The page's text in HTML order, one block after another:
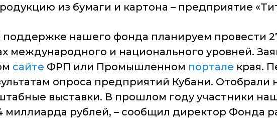
из бумаги и картона – предприятие
нашего фонда планируем провести
международного и национального уровней.
сайте ФРП или Промышленном портале края.
опроса предприятий Кубани. Отобрали
выставки. В прошлом году участники
миллиарда рублей, – сообщил директор Фонда